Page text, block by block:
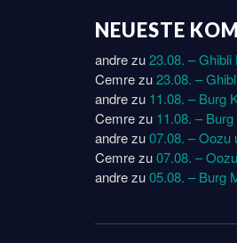
NEUESTE
andrezu23.08. –
Cemrezu23.08. –
andrezu 11.08. – Burg
Cemrezu 11.08. –
andrezu07.08. – Oozu
Cemrezu07.08. –
andrezu05.08. – Burg